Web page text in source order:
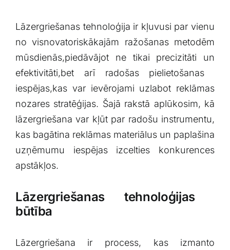
Lāzergriešanas tehnoloģija ir kļuvusi par vienu​
no visnovatoriskākajām ⁤ražošanas metodēm​
mūsdienās,piedāvājot ne tikai precizitāti un
efektivitāti,bet arī radošas‌ pielietošanas ​
iespējas,kas var ievērojami uzlabot reklāmas
nozares stratēģijas. Šajā rakstā aplūkosim, kā
lāzergriešana var kļūt par radošu instrumentu,
kas ⁢bagātina reklāmas ​materiālus un paplašina
uzņēmumu iespējas⁢ izcelties konkurences⁣
apstākļos.
Lāzergriešanas tehnoloģijas ​
būtība
Lāzergriešana ir‌ process, ⁤kas izmanto